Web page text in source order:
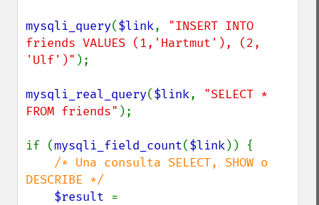
mysqli_query($link, "INSERT INTO
friends VALUES (1,'Hartmut'), (2,
'Ulf')" );
mysqli_real_query($link, "SELECT *
FROM friends" );
if (mysqli_field_count($link)) {
/* Una consulta SELECT, SHOW o
DESCRIBE */
$result